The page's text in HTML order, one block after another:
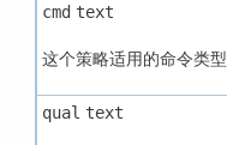
cmd text
这个策略适用的命令类型
qual text